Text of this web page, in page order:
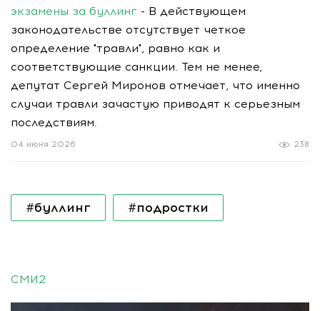
экзамены за буллинг - В действующем
законодательстве отсутствует четкое
определение "травли", равно как и
соответствующие санкции. Тем не менее,
депутат Сергей Миронов отмечает, что именно
случаи травли зачастую приводят к серьезным
последствиям.
238
04 июня 2026
#буллинг #подростки
СМИ2